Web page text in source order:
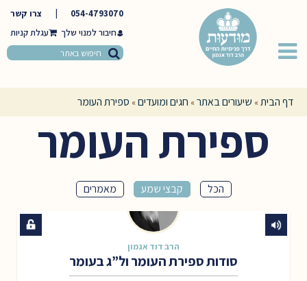
054-4793070
צרו קשר
חיבור למנוי שלך
דף הבית» שיעורים באתר» חגים ומועדים» ספירת העומר
ספירת העומר
הכל קבצי שמע מאמרים
הרב דוד אגמון
סודות ספירת העומר ול”ג בעומר